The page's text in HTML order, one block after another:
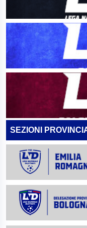
SEZIONI